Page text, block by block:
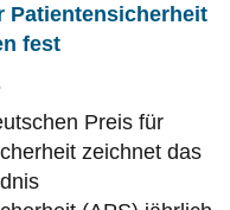
Patientensicherheit
fest
Preis für
zeichnet das